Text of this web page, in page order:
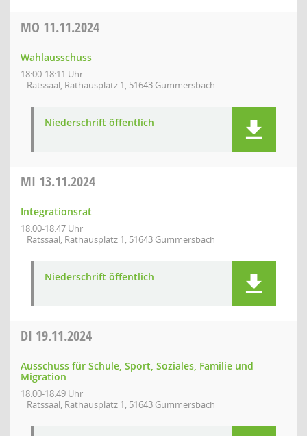
MO 11.11.2024
Wahlausschuss
18:00-18:11 Uhr
Ratssaal, Rathausplatz 1, 51643 Gummersbach
Niederschrift öffentlich
MI 13.11.2024
Integrationsrat
18:00-18:47 Uhr
Ratssaal, Rathausplatz 1, 51643 Gummersbach
Niederschrift öffentlich
DI 19.11.2024
Ausschuss für Schule, Sport, Soziales, Familie und
Migration
18:00-18:49 Uhr
Ratssaal, Rathausplatz 1, 51643 Gummersbach